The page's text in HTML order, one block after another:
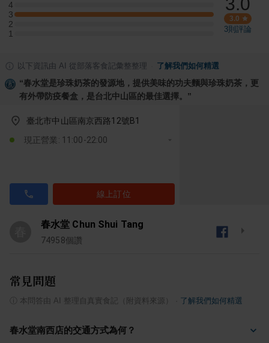
4
4 星：0 則評論
3
3 星：1 則評論
2
2 星：0 則評論
1
1 星：0 則評論
3.0
3則評論
以下資訊由 AI 從部落客食記彙整整理 了解我們如何精選
“春水堂是珍珠奶茶的發源地，提供美味的功夫麵與珍珠奶茶，更
有外帶防疫餐盒，是台北中山區的最佳選擇。 ”
臺北市中山區南京西路12號B1
現正營業: 11:00-22:00
線上訂位
春水堂 Chun Shui Tang
74958個讚
常見問題
本問答由 AI 整理自真實食記（附資料來源） 了解我們如何精選
春水堂南西店的交通方式為何？